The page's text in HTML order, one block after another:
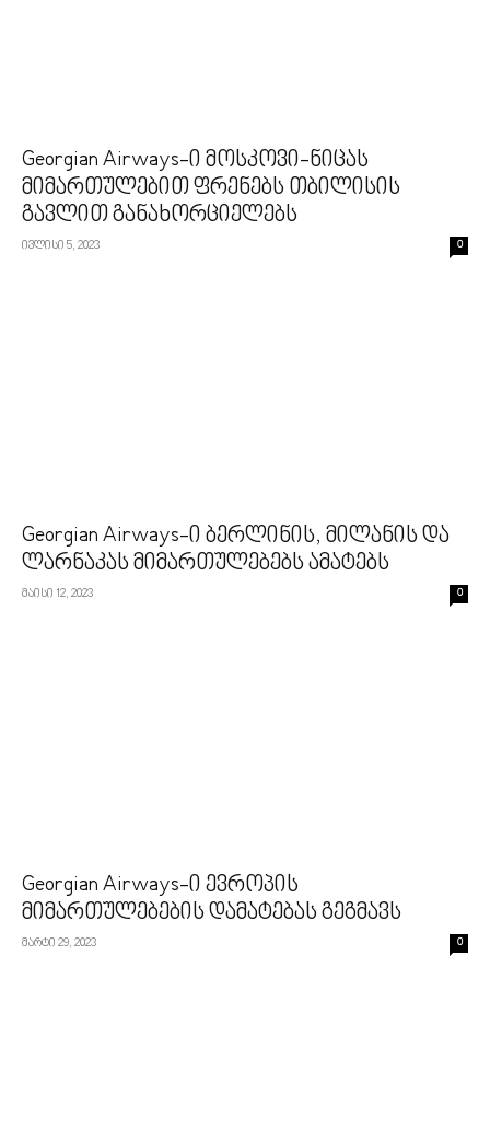
Georgian Airways-ი მოსკოვი-ნიცას
მიმართულებით ფრენებს თბილისის
გავლით განახორციელებს
ივლისი 5, 2023 0
Georgian Airways-ი ბერლინის, მილანის და
ლარნაკას მიმართულებებს ამატებს
მაისი 12, 2023 0
Georgian Airways-ი ევროპის
მიმართულებების დამატებას გეგმავს
მარტი 29, 2023 0